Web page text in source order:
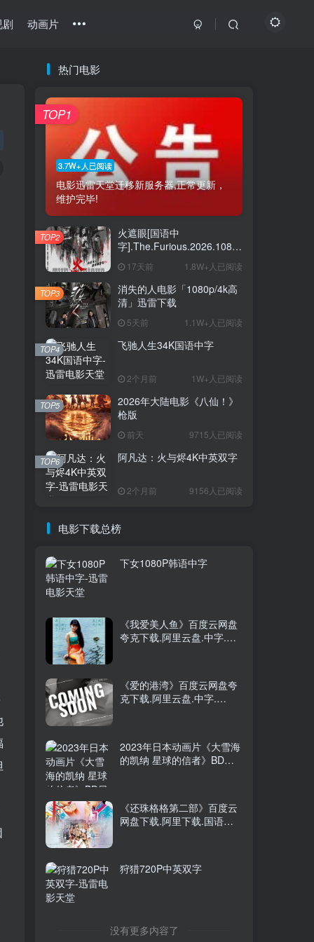
剧 动画片
热门电影
3.7W+人已阅读
电影迅雷天堂迁移新服务器,正常更新，
维护完毕!
TOP1
火遮眼[国语中
字].The.Furious.2026.1080p+2160p
17天前 1.8W+人已阅读
TOP2
消失的人电影「1080p/4k高
清」迅雷下载
5天前 1.1W+人已阅读
TOP3
飞驰人生34K国语中字
2个月前 1W+人已阅读
TOP4
2026年大陆电影《八仙！》
枪版
前天 9715人已阅读
TOP5
阿凡达：火与烬4K中英双字
2个月前 9156人已阅读
TOP6
电影下载总榜
下女1080P韩语中字
《我爱美人鱼》百度云网盘
夸克下载.阿里云盘.中字.
《爱的港湾》百度云网盘夸
克下载.阿里云盘.中字.
2023年日本动画片《大雪海
的凯纳 星球的信者》BD日
《还珠格格第二部》百度云
网盘下载.阿里下载.国语中
狩猎720P中英双字
没有更多内容了
最近更新
最新绝密任务 1080p/4k高清下载
怒杀电影「1080p-4k高清」下载
坠落也无妨电影夸克下载
4 猛尸一家亲「1080p高清」下载
5 《瑞奇·热维斯之街猫一族》百度云网盘夸克下载
6 《恋爱开运点》百度云网盘夸克下载.阿里云盘
3.7W+人已阅读
电影迅雷天堂迁移新服务器,正常更新，
维护完毕!
TOP1
高清下载
TOP2
消失的人电影「1080p/4k高
清」迅雷下载
5天前 1.1W+人已阅读
TOP3
TOP4
2026年大陆电影《八仙！》
TOP5
阿凡达：火与烬4K中英双字
TOP6
下女1080P韩语中字
《我爱美人鱼》百度云网盘
夸克下载.阿里云盘.中字.
克下载.阿里云盘.中字.